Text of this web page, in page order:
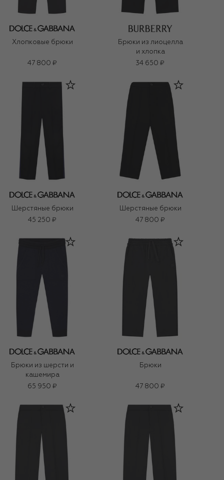
Хлопковые брюки
47 800 ₽
Брюки из лиоцелла
и хлопка
34 650 ₽
Шерстяные брюки
45 250 ₽
Шерстяные брюки
47 800 ₽
Брюки из шерсти и
кашемира
65 950 ₽
Брюки
47 800 ₽